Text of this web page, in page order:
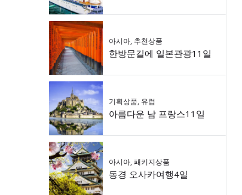
아시아, 추천상품
한방문길에 일본관광11일
기획상품, 유럽
아름다운 남 프랑스11일
아시아,패키지상품
동경 오사카여행4일